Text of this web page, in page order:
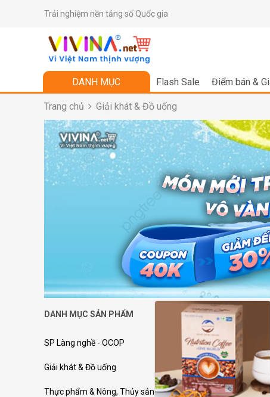
Trải nghiệm nền tảng số Quốc gia
DANH MỤC Flash Sale Điểm bán &
Trang chủ Giải khát & Đồ uống
DANH MỤC SẢN PHẨM
SP Làng nghề - OCOP
Giải khát & Đồ uống
Thực phẩm & Nông, Thủy sản